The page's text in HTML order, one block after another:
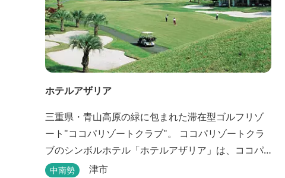
ホテルアザリア
三重県・青山高原の緑に包まれた滞在型ゴルフリゾ
ート"ココパリゾートクラブ"。 ココパリゾートクラ
ブのシンボルホテル「ホテルアザリア」は、ココパ
リゾートクラブ内にある静かで落ち着いた雰囲気の
中南勢 津市